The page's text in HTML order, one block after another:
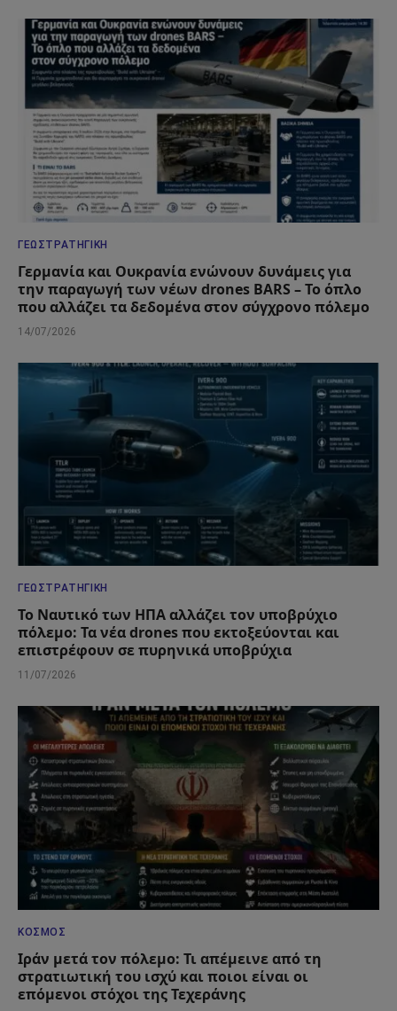
ΓΕΩΣΤΡΑΤΗΓΙΚΉ
Γερμανία και Ουκρανία ενώνουν δυνάμεις για
την παραγωγή των νέων drones BARS – Το όπλο
που αλλάζει τα δεδομένα στον σύγχρονο πόλεμο
14/07/2026
ΓΕΩΣΤΡΑΤΗΓΙΚΉ
Το Ναυτικό των ΗΠΑ αλλάζει τον υποβρύχιο
πόλεμο: Τα νέα drones που εκτοξεύονται και
επιστρέφουν σε πυρηνικά υποβρύχια
11/07/2026
ΚΌΣΜΟΣ
Ιράν μετά τον πόλεμο: Τι απέμεινε από τη
στρατιωτική του ισχύ και ποιοι είναι οι
επόμενοι στόχοι της Τεχεράνης